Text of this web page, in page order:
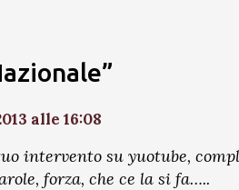
alle 16:08
intervento su yuotube,
forza, che ce la si fa…..